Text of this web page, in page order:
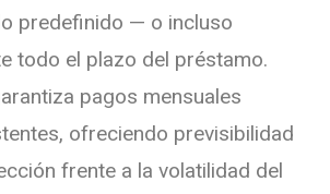
predefinido — o incluso
todo el plazo del préstamo.
pagos mensuales
ofreciendo previsibilidad
frente a la volatilidad del